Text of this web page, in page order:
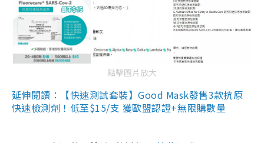
點擊圖片放大
延伸閱讀：【快速測試套裝】Good Mask發售3款抗原
快速檢測劑！低至$15/支 獲歐盟認證+無限購數量